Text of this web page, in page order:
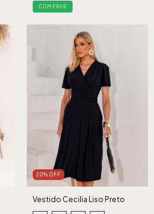
COMPRAR
20% OFF
Vestido Cecilia Liso Preto